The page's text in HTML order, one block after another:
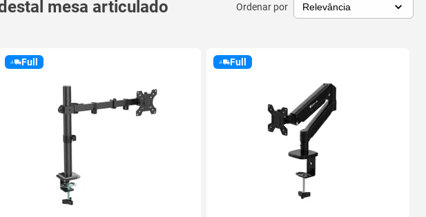
mesa articulado Ordenar por
Full Full